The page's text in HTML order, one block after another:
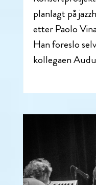
planlagt på
etter Paolo
Han foreslo
kollegaen